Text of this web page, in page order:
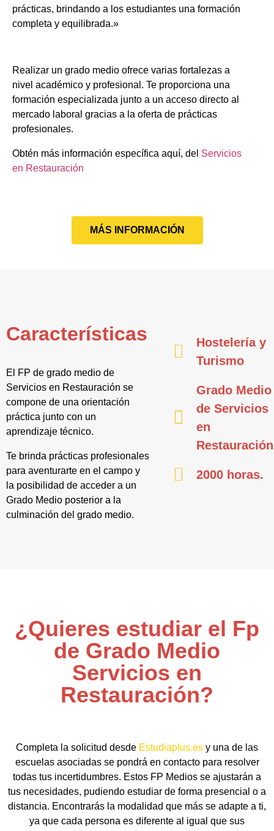
prácticas, brindando a los estudiantes una formación
completa y equilibrada.»
Realizar un grado medio ofrece varias fortalezas a
nivel académico y profesional. Te proporciona una
formación especializada junto a un acceso directo al
mercado laboral gracias a la oferta de prácticas
profesionales.
Obtén más información específica aquí, del Servicios
en Restauración
MÁS INFORMACIÓN
Características
El FP de grado medio de
Servicios en Restauración se
compone de una orientación
práctica junto con un
aprendizaje técnico.
Te brinda prácticas profesionales
para aventurarte en el campo y
la posibilidad de acceder a un
Grado Medio posterior a la
culminación del grado medio.
Hostelería y
Turismo
Grado Medio
de Servicios
en
Restauración
2000 horas.
¿Quieres estudiar el Fp
de Grado Medio
Servicios en
Restauración?
Completa la solicitud desde Estudiaplus.es y una de las
escuelas asociadas se pondrá en contacto para resolver
todas tus incertidumbres. Estos FP Medios se ajustarán a
tus necesidades, pudiendo estudiar de forma presencial o a
distancia. Encontrarás la modalidad que más se adapte a ti,
ya que cada persona es diferente al igual que sus